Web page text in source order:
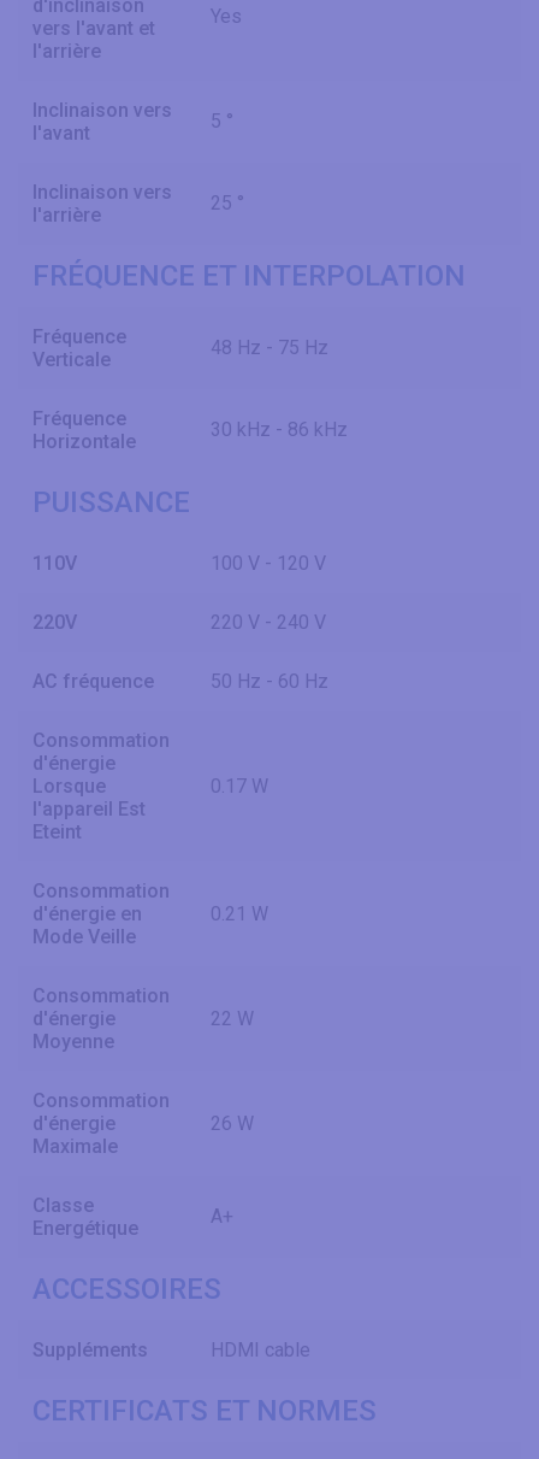
d'inclinaison
vers l'avant et
l'arrière
Yes
Inclinaison vers
l'avant
5 °
Inclinaison vers
l'arrière
25 °
FRÉQUENCE ET INTERPOLATION
Fréquence
Verticale
48 Hz - 75 Hz
Fréquence
Horizontale
30 kHz - 86 kHz
PUISSANCE
110V 100 V - 120 V
220V 220 V - 240 V
AC fréquence 50 Hz - 60 Hz
Consommation
d'énergie
Lorsque
l'appareil Est
Eteint
0.17 W
Consommation
d'énergie en
Mode Veille
0.21 W
Consommation
d'énergie
Moyenne
22 W
Consommation
d'énergie
Maximale
26 W
Classe
Energétique
A+
ACCESSOIRES
Suppléments HDMI cable
CERTIFICATS ET NORMES